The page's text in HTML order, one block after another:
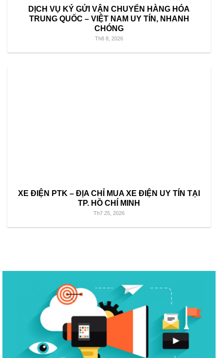
DỊCH VỤ KÝ GỬI VẬN CHUYỂN HÀNG HÓA
TRUNG QUỐC – VIỆT NAM UY TÍN, NHANH
CHÓNG
Th8 8, 2026
XE ĐIỆN PTK – ĐỊA CHỈ MUA XE ĐIỆN UY TÍN TẠI
TP. HỒ CHÍ MINH
Th7 25, 2026